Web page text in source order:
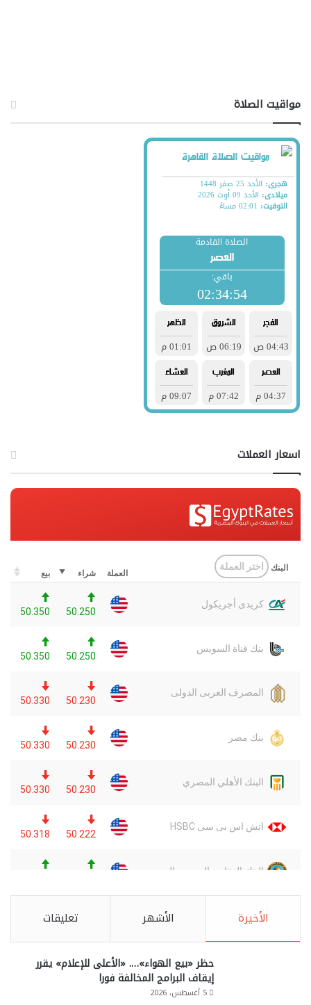
مواقيت الصلاة
اسعار العملات
الأخيرة الأشهر تعليقات
حظر «بيع الهواء»…. «الأعلى للإعلام» يقرر
إيقاف البرامج المخالفة فورا
5 أغسطس، 2026